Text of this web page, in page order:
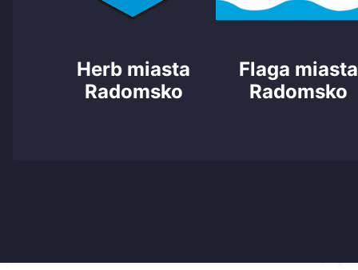
Herb miasta
Radomsko
Flaga miasta
Radomsko